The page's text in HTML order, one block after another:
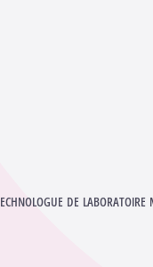
DE LABORATOIRE